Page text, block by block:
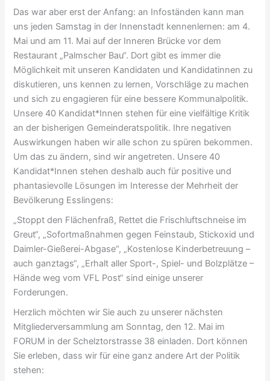
Das war aber erst der Anfang: an Infoständen kann man
uns jeden Samstag in der Innenstadt kennenlernen: am 4.
Mai und am 11. Mai auf der Inneren Brücke vor dem
Restaurant „Palmscher Bau“. Dort gibt es immer die
Möglichkeit mit unseren Kandidaten und Kandidatinnen zu
diskutieren, uns kennen zu lernen, Vorschläge zu machen
und sich zu engagieren für eine bessere Kommunalpolitik.
Unsere 40 Kandidat*Innen stehen für eine vielfältige Kritik
an der bisherigen Gemeinderatspolitik. Ihre negativen
Auswirkungen haben wir alle schon zu spüren bekommen.
Um das zu ändern, sind wir angetreten. Unsere 40
Kandidat*Innen stehen deshalb auch für positive und
phantasievolle Lösungen im Interesse der Mehrheit der
Bevölkerung Esslingens:
„Stoppt den Flächenfraß, Rettet die Frischluftschneise im
Greut“, „Sofortmaßnahmen gegen Feinstaub, Stickoxid und
Daimler-Gießerei-Abgase“, „Kostenlose Kinderbetreuung –
auch ganztags“, „Erhalt aller Sport-, Spiel- und Bolzplätze –
Hände weg vom VFL Post“ sind einige unserer
Forderungen.
Herzlich möchten wir Sie auch zu unserer nächsten
Mitgliederversammlung am Sonntag, den 12. Mai im
FORUM in der Schelztorstrasse 38 einladen. Dort können
Sie erleben, dass wir für eine ganz andere Art der Politik
stehen: